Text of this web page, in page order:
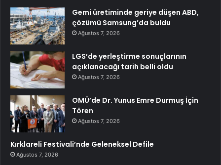
Gemi üretiminde geriye düşen ABD,
çözümü Samsung’da buldu
Ağustos 7, 2026
LGS’de yerleştirme sonuçlarının
açıklanacağı tarih belli oldu
Ağustos 7, 2026
OMÜ’de Dr. Yunus Emre Durmuş İçin
Tören
Ağustos 7, 2026
Kırklareli Festivali’nde Geleneksel Defile
Ağustos 7, 2026